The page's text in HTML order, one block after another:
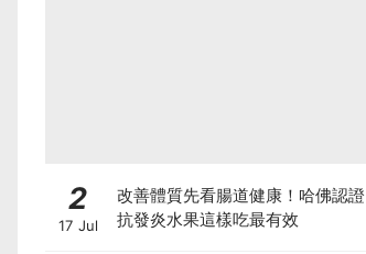
2
17 Jul
改善體質先看腸道健康！哈佛認證
抗發炎水果這樣吃最有效